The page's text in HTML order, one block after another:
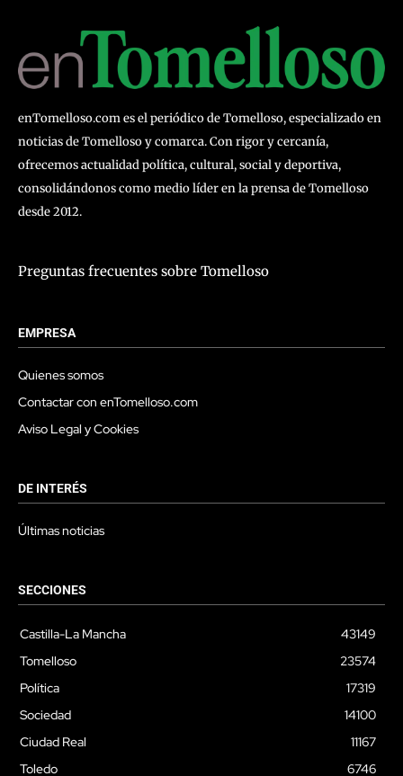
enTomelloso.com es el periódico de Tomelloso, especializado en
noticias de Tomelloso y comarca. Con rigor y cercanía,
ofrecemos actualidad política, cultural, social y deportiva,
consolidándonos como medio líder en la prensa de Tomelloso
desde 2012.
Preguntas frecuentes sobre Tomelloso
EMPRESA
Quienes somos
Contactar con enTomelloso.com
Aviso Legal y Cookies
DE INTERÉS
Últimas noticias
SECCIONES
Castilla-La Mancha
43149
Tomelloso
23574
Política
17319
Sociedad
14100
Ciudad Real
11167
Toledo
6746